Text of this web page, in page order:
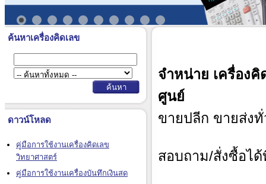
ค้นหาเครื่องคิดเลข
ดาวน์โหลด
คู่มือการใช้งานเครื่องคิดเลข
วิทยาศาสตร์
คู่มือการใช้งานเครื่องบันทึกเงินสด
จำหน่าย เครื่องคิ
ศูนย์
ขายปลีก ขายส่ง
สอบถาม/สั่งซื้อไ